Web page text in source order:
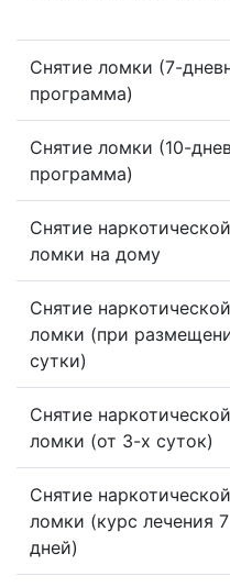
Снятие ломки (7-
программа)
Снятие ломки (10-
программа)
Снятие наркотической
ломки на дому
Снятие наркотической
ломки (при
сутки)
Снятие наркотической
ломки (от 3-х суток)
Снятие наркотической
ломки (курс лечения 7
дней)